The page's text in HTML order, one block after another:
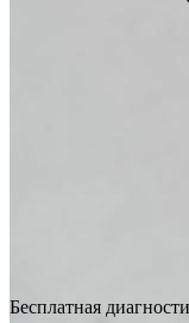
Бесплатная